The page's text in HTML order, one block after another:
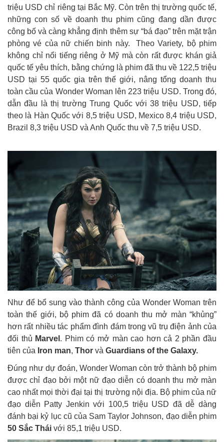
triệu USD chỉ riêng tại Bắc Mỹ. Còn trên thị trường quốc tế,
những con số về doanh thu phim cũng đang dần được
công bố và càng khẳng định thêm sự “bá đạo” trên mặt trận
phòng vé của nữ chiến binh này. Theo Variety, bộ phim
không chỉ nổi tiếng riêng ở Mỹ mà còn rất được khán giả
quốc tế yêu thích, bằng chứng là phim đã thu về 122,5 triệu
USD tại 55 quốc gia trên thế giới, nâng tổng doanh thu
toàn cầu của Wonder Woman lên 223 triệu USD. Trong đó,
dẫn đầu là thị trường Trung Quốc với 38 triệu USD, tiếp
theo là Hàn Quốc với 8,5 triệu USD, Mexico 8,4 triệu USD,
Brazil 8,3 triệu USD và Anh Quốc thu về 7,5 triệu USD.
Như để bổ sung vào thành công của Wonder Woman trên
toàn thế giới, bộ phim đã có doanh thu mở màn “khủng”
hơn rất nhiều tác phẩm đình đám trong vũ trụ điện ảnh của
đối thủ Marvel . Phim có mở màn cao hơn cả 2 phần đầu
tiên của Iron man, Thor và Guardians of the Galaxy.
Đúng như dự đoán, Wonder Woman còn trở thành bộ phim
được chỉ đạo bởi một nữ đạo diễn có doanh thu mở màn
cao nhất mọi thời đại tại thị trường nội địa. Bộ phim của nữ
đạo diễn Patty Jenkin với 100,5 triệu USD đã dễ dàng
đánh bại kỷ lục cũ của Sam Taylor Johnson, đạo diễn phim
50 Sắc Thái với 85,1 triệu USD.